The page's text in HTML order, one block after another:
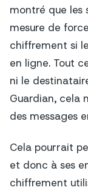
montré que les
mesure de
chiffrement si
en ligne. Tout
ni le
Guardian, cela
des messages
Cela pourrait
et donc à ses
chiffrement